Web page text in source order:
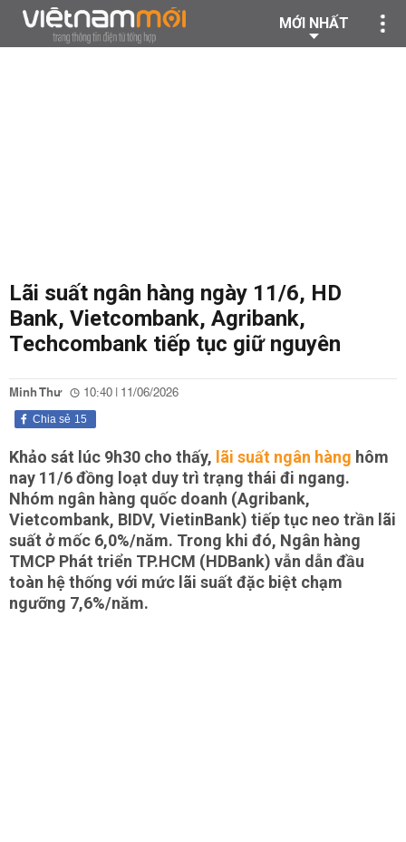
MỚI NHẤT
Lãi suất ngân hàng ngày 11/6, HD
Bank, Vietcombank, Agribank,
Techcombank tiếp tục giữ nguyên
Minh Thư 10:40 | 11/06/2026
15
Chia sẻ
Khảo sát lúc 9h30 cho thấy, lãi suất ngân hàng hôm
nay 11/6 đồng loạt duy trì trạng thái đi ngang.
Nhóm ngân hàng quốc doanh (Agribank,
Vietcombank, BIDV, VietinBank) tiếp tục neo trần lãi
suất ở mốc 6,0%/năm. Trong khi đó, Ngân hàng
TMCP Phát triển TP.HCM (HDBank) vẫn dẫn đầu
toàn hệ thống với mức lãi suất đặc biệt chạm
ngưỡng 7,6%/năm.